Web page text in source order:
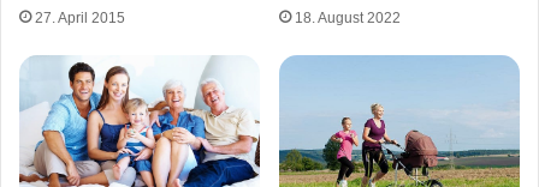
27. April 2015 18. August 2022